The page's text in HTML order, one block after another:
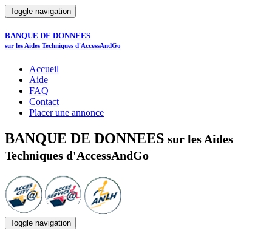
Toggle navigation
BANQUE DE DONNEES
sur les Aides Techniques d'AccessAndGo
Accueil
Aide
FAQ
Contact
Placer une annonce
BANQUE DE DONNEES sur les Aides
Techniques d'AccessAndGo
Toggle navigation